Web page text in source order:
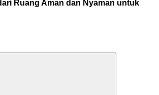
Ruang Aman dan Nyaman untuk